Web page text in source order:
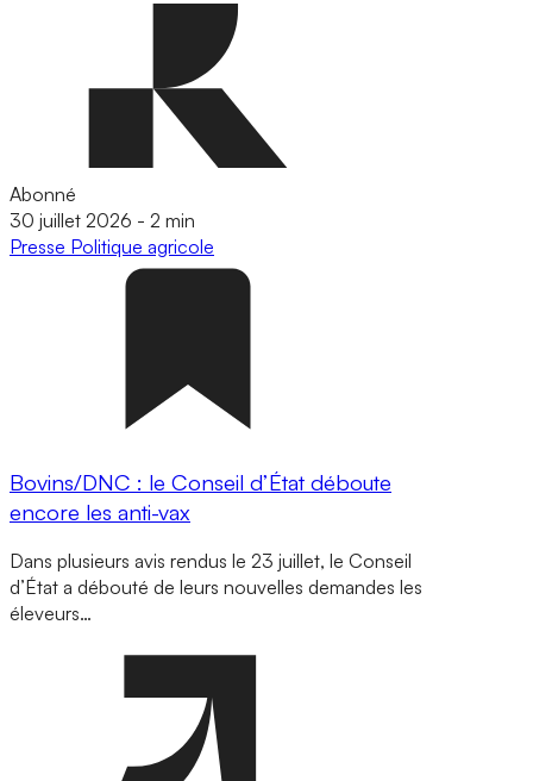
Abonné
30 juillet 2026 - 2 min
Presse Politique agricole
Bovins/DNC : le Conseil d’État déboute
encore les anti-vax
Dans plusieurs avis rendus le 23 juillet, le Conseil
d’État a débouté de leurs nouvelles demandes les
éleveurs…